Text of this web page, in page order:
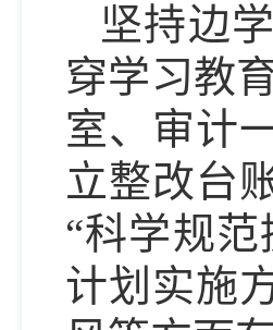
坚持边
穿学习教
室、审计
立整改台
“科学规
计划实施